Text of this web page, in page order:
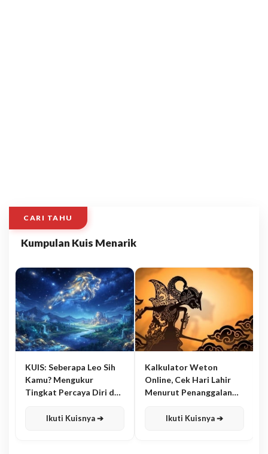
CARI TAHU
Kumpulan Kuis Menarik
KUIS: Seberapa Leo Sih
Kamu? Mengukur
Tingkat Percaya Diri dan
Ikuti Kuisnya ➔
Kalkulator Weton
Online, Cek Hari Lahir
Menurut Penanggalan
Ikuti Kuisnya ➔